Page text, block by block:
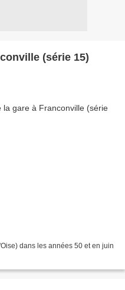
(série 15)
dans les années 50 et en juin